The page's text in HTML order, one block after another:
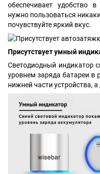
обеспечивает удобство
нужно пользоваться
почувствуйте яркий вкус.
Присутствует умный
Светодиодный индикатор
уровнем заряда батареи в
нижней части устройства,